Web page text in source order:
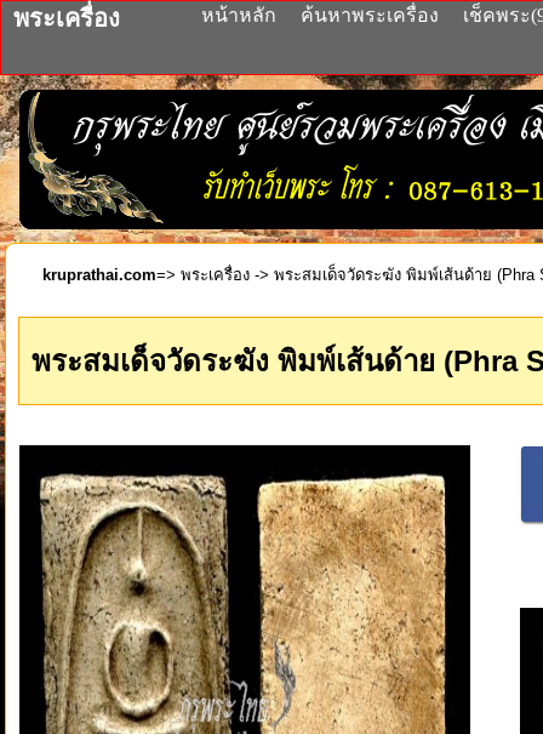
พระเครื่อง หน้าหลัก ค้นหาพระเครื่อง เช็คพระ
kruprathai.com=> พระเครื่อง -> พระสมเด็จวัดระฆัง พิมพ์เส้นด้าย (Phra
พระสมเด็จวัดระฆัง พิมพ์เส้นด้าย (Phra